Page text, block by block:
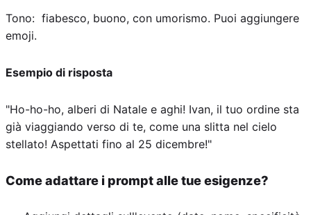
Tono: fiabesco, buono, con umorismo. Puoi aggiungere
emoji.
Esempio di risposta
"Ho-ho-ho, alberi di Natale e aghi! Ivan, il tuo ordine sta
già viaggiando verso di te, come una slitta nel cielo
stellato! Aspettati fino al 25 dicembre!"
Come adattare i prompt alle tue esigenze?